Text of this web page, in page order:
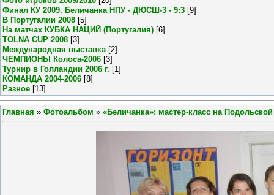
Финал КУ 2009. Беличанка НПУ - ДЮСШ-3 - 9:3 [9]
В Португалии 2008 [5]
На матчах КУБКА НАЦИЙ (Португалия) [6]
TOLNA CUP 2008 [3]
Международная выставка [2]
ЧЕМПИОНЫ Колоса-2006 [3]
Турнир в Голландии 2006 г. [1]
КОМАНДА 2004-2006 [8]
Разное [13]
Главная » Фотоальбом » «Беличанка»: мастер-класс на